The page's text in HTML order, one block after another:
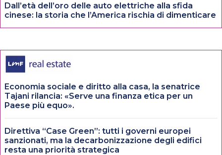
Dall’età dell’oro delle auto elettriche alla sfida
cinese: la storia che l’America rischia di dimenticare
Economia sociale e diritto alla casa, la senatrice
Tajani rilancia: «Serve una finanza etica per un
Paese più equo».
Direttiva “Case Green”: tutti i governi europei
sanzionati, ma la decarbonizzazione degli edifici
resta una priorità strategica